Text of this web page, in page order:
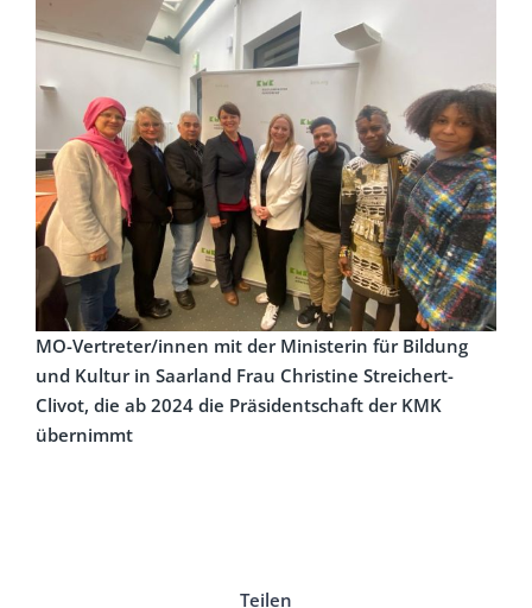
MO-Vertreter/innen mit der Ministerin für Bildung
und Kultur in Saarland Frau Christine Streichert-
Clivot, die ab 2024 die Präsidentschaft der KMK
übernimmt
Teilen